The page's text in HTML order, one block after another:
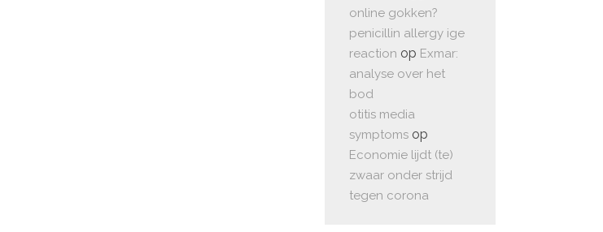
online gokken?
penicillin allergy ige
reaction op Exmar:
analyse over het
bod
otitis media
symptoms op
Economie lijdt (te)
zwaar onder strijd
tegen corona